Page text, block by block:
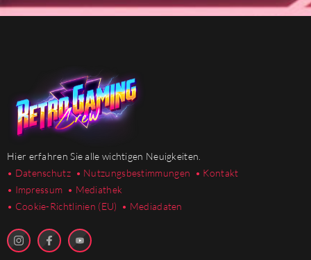
Hier erfahren Sie alle wichtigen Neuigkeiten.
• Datenschutz • Nutzungsbestimmungen • Kontakt
• Impressum • Mediathek
• Cookie-Richtlinien (EU) • Mediadaten